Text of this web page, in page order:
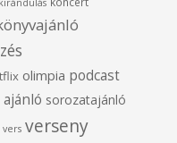
olimpia podcast
sorozatajánló
vers verseny